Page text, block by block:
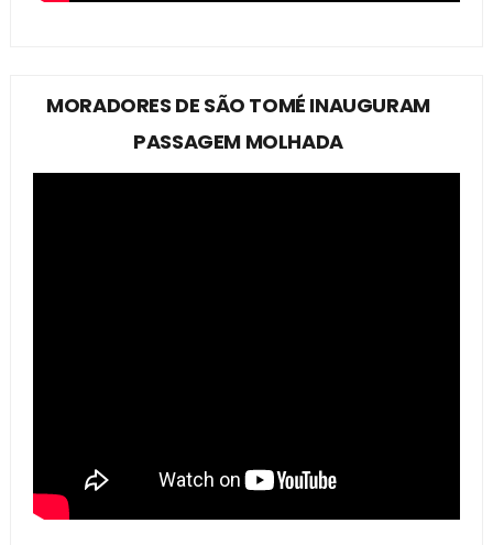
MORADORES DE SÃO TOMÉ INAUGURAM
PASSAGEM MOLHADA